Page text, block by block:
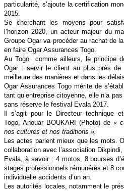
particularité, s’ajoute la certification
2015.
Se cherchant les moyens pour
l’horizon 2020, un acteur majeur du
Groupe Ogar va procéder au rachat de
en faire Ogar Assurances Togo.
Au Togo comme ailleurs, le principe
Ogar : servir le client au plus près de
meilleure des manières et dans les
Ogar Assurances Togo mérite de
tant qu’entreprise citoyenne, elle n’a
sans réserve le festival Evala 2017.
Il s’agit pour le Directeur technique
Togo, Anouar BOUKARI (Photo) de «
nos cultures et nos traditions ».
Les actes parlent mieux que les mots.
collaboration avec l’association
Evala, à savoir : 4 motos, 8 bourses
stages professionnels rémunérés et 8
individuelle accidents d’un an.
Les autorités locales, notamment le